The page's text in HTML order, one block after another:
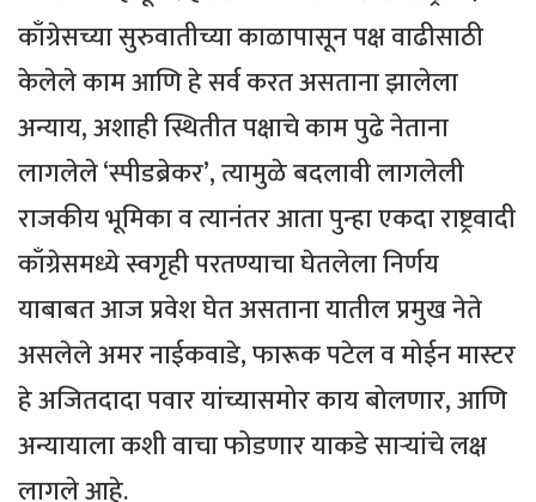
काँग्रेसच्या सुरुवातीच्या काळापासून पक्ष वाढीसाठी
केलेले काम आणि हे सर्व करत असताना झालेला
अन्याय, अशाही स्थितीत पक्षाचे काम पुढे नेताना
लागलेले ‘स्पीडब्रेकर’, त्यामुळे बदलावी लागलेली
राजकीय भूमिका व त्यानंतर आता पुन्हा एकदा राष्ट्रवादी
काँग्रेसमध्ये स्वगृही परतण्याचा घेतलेला निर्णय
याबाबत आज प्रवेश घेत असताना यातील प्रमुख नेते
असलेले अमर नाईकवाडे, फारूक पटेल व मोईन मास्टर
हे अजितदादा पवार यांच्यासमोर काय बोलणार, आणि
अन्यायाला कशी वाचा फोडणार याकडे सार्‍यांचे लक्ष
लागले आहे.